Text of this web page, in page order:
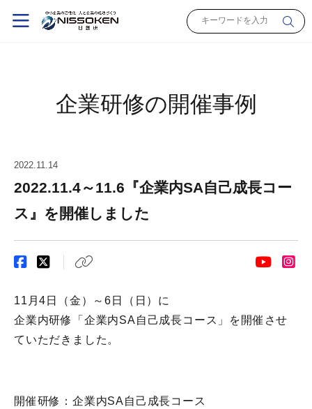
企業研修の開催事例
2022.11.14
2022.11.4～11.6『企業内SA自己成長コー
ス』を開催しました
11月4日（金）～6日（日）に
企業内研修「企業内SA自己成長コース」を開催させ
ていただきました。
開催研修：企業内SA自己成長コース